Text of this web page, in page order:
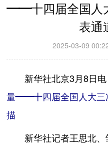
——十四届全国人
表通
2025-03-09
新华社北京3月8日
量——十四届全国人大三
描
新华社记者王思北、